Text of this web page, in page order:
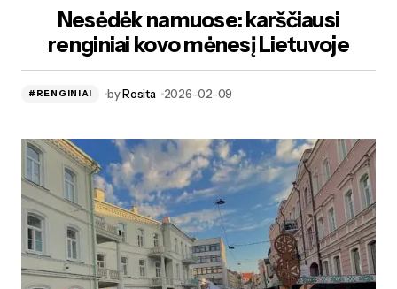
Nesėdėk namuose: karščiausi
renginiai kovo mėnesį Lietuvoje
#RENGINIAI byRosita 2026-02-09